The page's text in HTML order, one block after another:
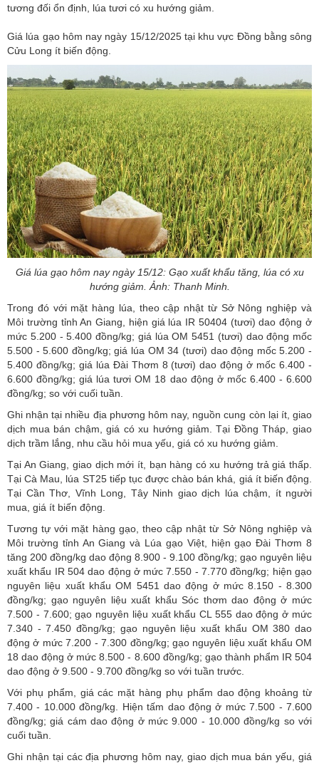
tương đối ổn định, lúa tươi có xu hướng giảm.
Giá lúa gạo hôm nay ngày 15/12/2025 tại khu vực Đồng bằng sông
Cửu Long ít biến động.
Giá lúa gạo hôm nay ngày 15/12: Gạo xuất khẩu tăng, lúa có xu
hướng giảm. Ảnh: Thanh Minh.
Trong đó với mặt hàng lúa, theo cập nhật từ Sở Nông nghiệp và
Môi trường tỉnh An Giang, hiện giá lúa IR 50404 (tươi) dao động ở
mức 5.200 - 5.400 đồng/kg; giá lúa OM 5451 (tươi) dao động mốc
5.500 - 5.600 đồng/kg; giá lúa OM 34 (tươi) dao động mốc 5.200 -
5.400 đồng/kg; giá lúa Đài Thơm 8 (tươi) dao động ở mốc 6.400 -
6.600 đồng/kg;giá lúa tươi OM 18 dao động ở mốc 6.400 - 6.600
đồng/kg; so với cuối tuần.
Ghi nhận tại nhiều địa phương hôm nay, nguồn cung còn lại ít, giao
dịch mua bán chậm, giá có xu hướng giảm. Tại Đồng Tháp, giao
dịch trầm lắng, nhu cầu hỏi mua yếu, giá có xu hướng giảm.
Tại An Giang, giao dịch mới ít, bạn hàng có xu hướng trả giá thấp.
Tại Cà Mau, lúa ST25 tiếp tục được chào bán khá, giá ít biến động.
Tại Cần Thơ, Vĩnh Long, Tây Ninh giao dịch lúa chậm, ít người
mua, giá ít biến động.
Tương tự với mặt hàng gạo, theo cập nhật từ Sở Nông nghiệp và
Môi trường tỉnh An Giang và Lúa gạo Việt, hiện gạo Đài Thơm 8
tăng 200 đồng/kg dao động 8.900 - 9.100 đồng/kg; gạo nguyên liệu
xuất khẩu IR 504 dao động ở mức 7.550 - 7.770 đồng/kg; hiện gạo
nguyên liệu xuất khẩu OM 5451 dao động ở mức 8.150 - 8.300
đồng/kg; gạo nguyên liệu xuất khẩu Sóc thơm dao động ở mức
7.500 - 7.600; gạo nguyên liệu xuất khẩu CL 555 dao động ở mức
7.340 - 7.450 đồng/kg; gạo nguyên liệu xuất khẩu OM 380 dao
động ở mức 7.200 - 7.300 đồng/kg; gạo nguyên liệu xuất khẩu OM
18 dao động ở mức 8.500 - 8.600 đồng/kg; gạo thành phẩm IR 504
dao động ở 9.500 - 9.700 đồng/kg so với tuần trước.
Với phụ phẩm, giá các mặt hàng phụ phẩm dao động khoảng từ
7.400 - 10.000 đồng/kg. Hiện tấm dao động ở mức 7.500 - 7.600
đồng/kg; giá cám dao động ở mức 9.000 - 10.000 đồng/kg so với
cuối tuần.
Ghi nhận tại các địa phương hôm nay, giao dịch mua bán yếu, giá